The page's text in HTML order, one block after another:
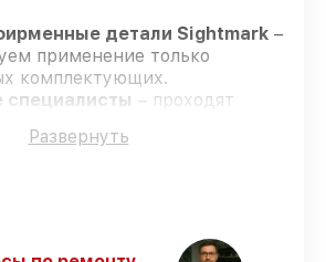
детали Sightmark –
применение только
комплектующих.
– проходят
профессионализма.
услуги и комплектующие
Развернуть